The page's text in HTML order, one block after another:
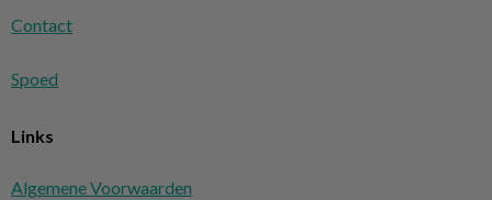
Contact
Spoed
Links
Algemene Voorwaarden